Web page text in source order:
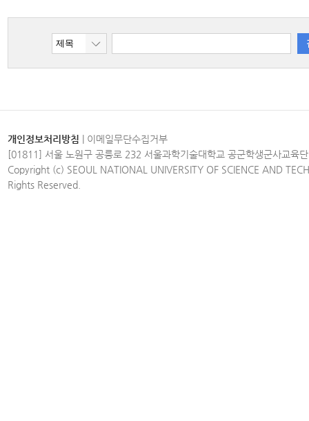
개인정보처리방침
이메일무단수집거부
[01811] 서울 노원구 공릉로 232 서울과학기술대학교 공군학생군사교육단
Copyright (c) SEOUL NATIONAL UNIVERSITY OF SCIENCE AND
Rights Reserved.